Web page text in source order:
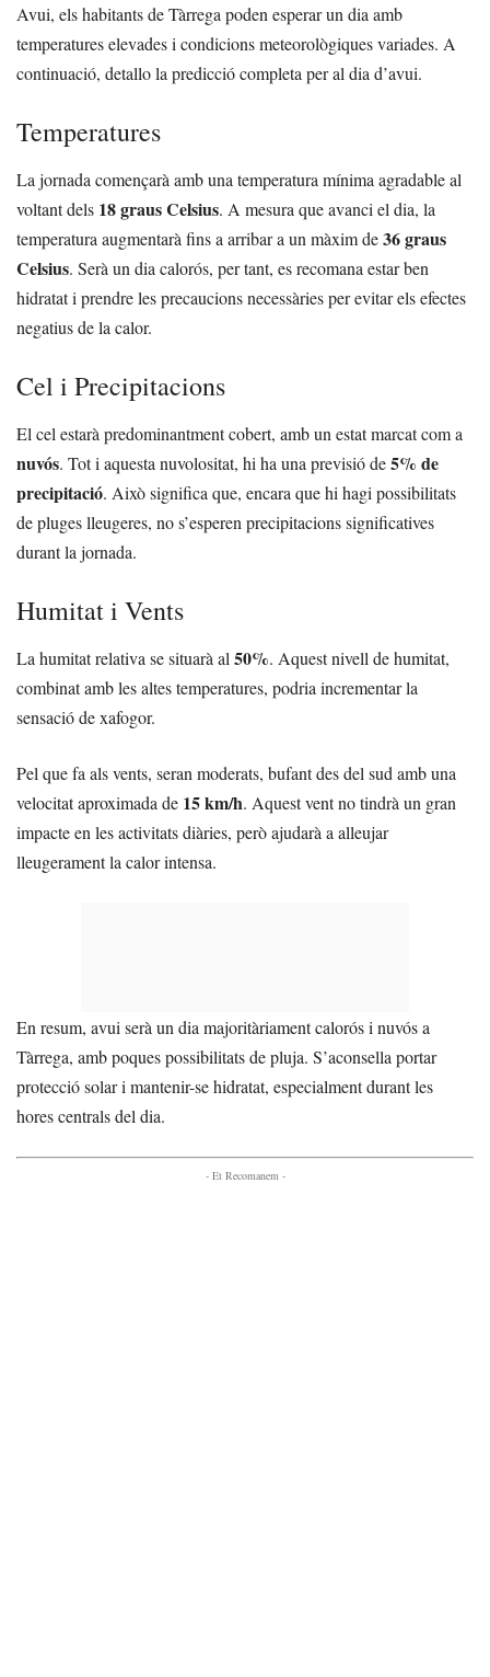
Avui, els habitants de Tàrrega poden esperar un dia amb
temperatures elevades i condicions meteorològiques variades. A
continuació, detallo la predicció completa per al dia d’avui.
Temperatures
La jornada començarà amb una temperatura mínima agradable al
voltant dels 18 graus Celsius. A mesura que avanci el dia, la
temperatura augmentarà fins a arribar a un màxim de36 graus
Celsius. Serà un dia calorós, per tant, es recomana estar ben
hidratat i prendre les precaucions necessàries per evitar els efectes
negatius de la calor.
Cel i Precipitacions
El cel estarà predominantment cobert, amb un estat marcat com a
nuvós. Tot i aquesta nuvolositat, hi ha una previsió de5% de
precipitació. Això significa que, encara que hi hagi possibilitats
de pluges lleugeres, no s’esperen precipitacions significatives
durant la jornada.
Humitat i Vents
La humitat relativa se situarà al50%. Aquest nivell de humitat,
combinat amb les altes temperatures, podria incrementar la
sensació de xafogor.
Pel que fa als vents, seran moderats, bufant des del sud amb una
velocitat aproximada de 15 km/h. Aquest vent no tindrà un gran
impacte en les activitats diàries, però ajudarà a alleujar
lleugerament la calor intensa.
En resum, avui serà un dia majoritàriament calorós i nuvós a
Tàrrega, amb poques possibilitats de pluja. S’aconsella portar
protecció solar i mantenir-se hidratat, especialment durant les
hores centrals del dia.
- Et Recomanem -